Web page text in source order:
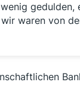
gedulden,
waren von